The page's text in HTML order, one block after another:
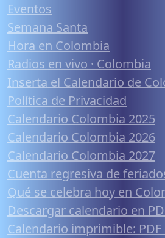
Eventos
Semana Santa
Hora en Colombia
Radios en vivo · Colombia
Inserta el Calendario de
Política de Privacidad
Calendario Colombia 2025
Calendario Colombia 2026
Calendario Colombia 2027
Cuenta regresiva de
Qué se celebra hoy en
Descargar calendario en
Calendario imprimible: